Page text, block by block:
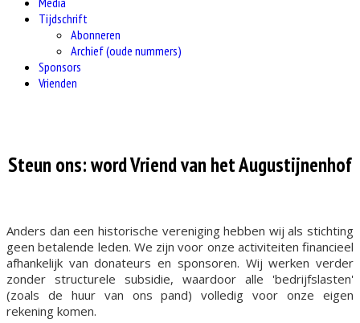
Tijdschrift
Abonneren
Archief (oude nummers)
Sponsors
Vrienden
Steun ons: word Vriend van het Augustijnenhof
Anders dan een historische vereniging hebben wij als stichting
geen betalende leden. We zijn voor onze activiteiten financieel
afhankelijk van donateurs en sponsoren. Wij werken verder
zonder structurele subsidie, waardoor alle 'bedrijfslasten'
(zoals de huur van ons pand) volledig voor onze eigen
rekening komen.